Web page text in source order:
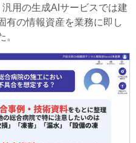
汎用の生成AIサービスでは建
有の情報資産を業務に即し
。